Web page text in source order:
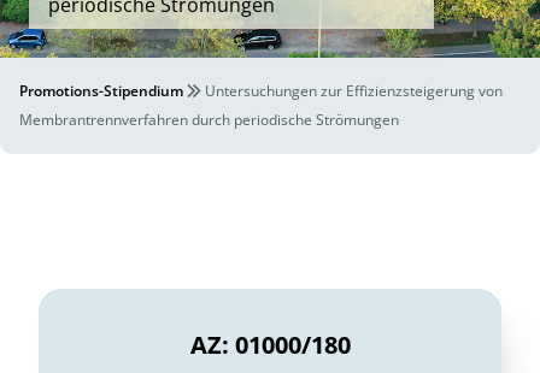
Promotions-Stipendium
Untersuchungen zur Effizienzsteigerung von
Membrantrennverfahren durch periodische Strömungen
AZ: 01000/180